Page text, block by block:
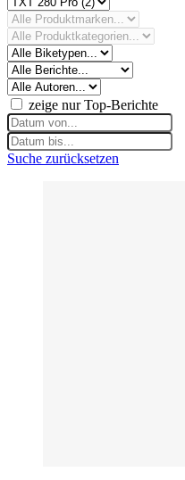
zeige nur Top-Berichte
Suche zurücksetzen